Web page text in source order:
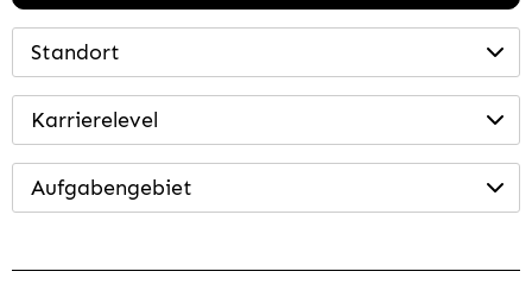
Standort
Karrierelevel
Aufgabengebiet